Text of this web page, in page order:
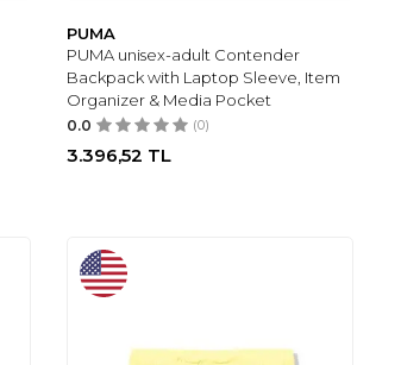
PUMA
PUMA unisex-adult Contender
Backpack with Laptop Sleeve, Item
Organizer & Media Pocket
0.0 (0)
3.396,52 TL